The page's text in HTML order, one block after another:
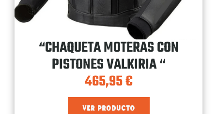
“CHAQUETA MOTERAS CON
PISTONES VALKIRIA “
465,95€
VER PRODUCTO